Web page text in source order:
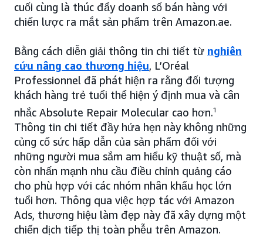
cuối cùng là thúc đẩy doanh số bán hàng với
chiến lược ra mắt sản phẩm trên Amazon.ae.
Bằng cách diễn giải thông tin chi tiết từ nghiên
cứu nâng cao thương hiệu, L’Oréal
Professionnel đã phát hiện ra rằng đối tượng
khách hàng trẻ tuổi thể hiện ý định mua và cân
nhắc Absolute Repair Molecular cao hơn.1
Thông tin chi tiết đầy hứa hẹn này không những
củng cố sức hấp dẫn của sản phẩm đối với
những người mua sắm am hiểu kỹ thuật số, mà
còn nhấn mạnh nhu cầu điều chỉnh quảng cáo
cho phù hợp với các nhóm nhân khẩu học lớn
tuổi hơn. Thông qua việc hợp tác với Amazon
Ads, thương hiệu làm đẹp này đã xây dựng một
chiến dịch tiếp thị toàn phễu trên Amazon.